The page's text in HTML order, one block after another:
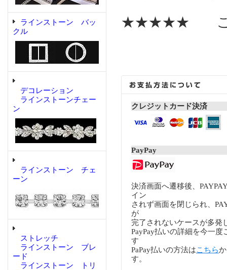
ラインストーン バッ
クル
デコレーション
ラインストーンチェー
ン
ラインストーン チェ
ーン
ストレッチ
ラインストーン ブレ
ード
ラインストーン トリ
★★★★★ こ
クレジットカード決済
PayPay
決済画面へ遷移後、
イン
されず画面を閉じられ、
が
完了されないケースが多発
PayPay払いの詳細を今一度
す
PaPay払いの方法はこちら
す。